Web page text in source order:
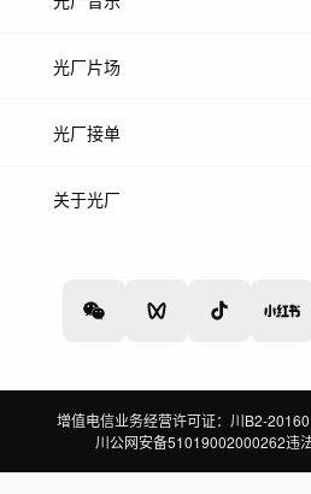
热门音乐
光厂片场
上传案例
光厂接单
上架服务
关于光厂
增值电信业务经营许可证：川B2-
川公网安备51019002000262违